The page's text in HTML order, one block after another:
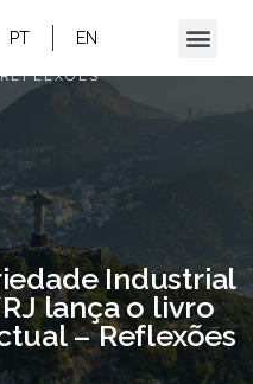
PT EN
E
Industrial
lança o livro
– Reflexões